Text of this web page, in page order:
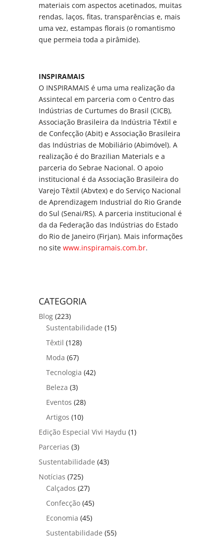
materiais com aspectos acetinados, muitas
rendas, laços, fitas, transparências e, mais
uma vez, estampas florais (o romantismo
que permeia toda a pirâmide).
INSPIRAMAIS
O INSPIRAMAIS é uma uma realização da
Assintecal em parceria com o Centro das
Indústrias de Curtumes do Brasil (CICB),
Associação Brasileira da Indústria Têxtil e
de Confecção (Abit) e Associação Brasileira
das Indústrias de Mobiliário (Abimóvel). A
realização é do Brazilian Materials e a
parceria do Sebrae Nacional. O apoio
institucional é da Associação Brasileira do
Varejo Têxtil (Abvtex) e do Serviço Nacional
de Aprendizagem Industrial do Rio Grande
do Sul (Senai/RS). A parceria institucional é
da da Federação das Indústrias do Estado
do Rio de Janeiro (Firjan). Mais informações
no sitewww.inspiramais.com.br.
CATEGORIA
Blog (223)
Sustentabilidade (15)
Têxtil (128)
Moda (67)
Tecnologia (42)
Beleza (3)
Eventos (28)
Artigos (10)
Edição Especial Vivi Haydu (1)
Parcerias (3)
Sustentabilidade (43)
Notícias (725)
Calçados (27)
Confecção (45)
Economia (45)
Sustentabilidade (55)